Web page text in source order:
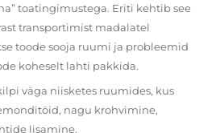
toatingimustega. Eriti kehtib see
transportimist madalatel
toode sooja ruumi ja probleemid
koheselt lahti pakkida.
väga niisketes ruumides, kus
nagu krohvimine,
lisamine.